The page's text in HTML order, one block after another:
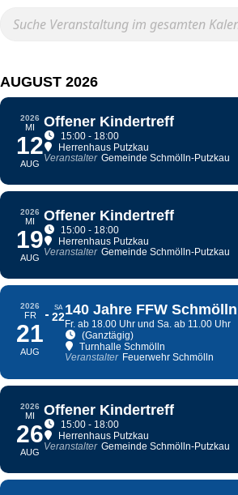
AUGUST 2026
2026
MI
12
AUG
Offener Kindertreff
15:00 - 18:00
Herrenhaus Putzkau
Veranstalter Gemeinde Schmölln-Putzkau
2026
MI
19
AUG
Offener Kindertreff
15:00 - 18:00
Herrenhaus Putzkau
Veranstalter Gemeinde Schmölln-Putzkau
2026
FR
21
AUG
SA
22140 Jahre FFW Schmölln
Fr. ab 18.00 Uhr und Sa. ab 11.00 Uhr
(Ganztägig)
Turnhalle Schmölln
Veranstalter Feuerwehr Schmölln
2026
MI
26
AUG
Offener Kindertreff
15:00 - 18:00
Herrenhaus Putzkau
Veranstalter Gemeinde Schmölln-Putzkau